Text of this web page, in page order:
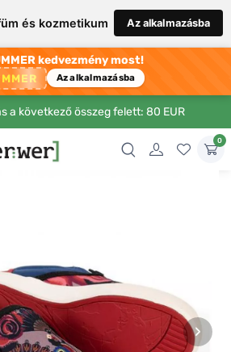
és kozmetikum Az alkalmazásba
kedvezmény most!
Az alkalmazásba
a következő összeg felett: 80 EUR
0
›